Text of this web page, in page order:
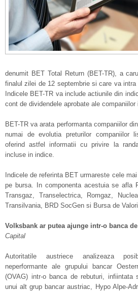
denumit BET Total Return (BET-TR), a
finalul zilei de 12 septembrie si care va
Indicele BET-TR va include actiunile din
cont de dividendele aprobate ale
BET-TR va arata performanta companiilor
numai de evolutia preturilor companiilor
oferind astfel informatii cu privire la
incluse in indice.
Indicele de referinta BET urmareste cele
pe bursa. In componenta acestuia se afla
Transgaz, Transelectrica, Romgaz,
Transilvania, BRD SocGen si Bursa de
Volksbank ar putea ajunge intr-o banca
Capital
Autoritatile austriece analizeaza
neperformante ale grupului bancar
(OVAG) intr-o banca de rebuturi, infiintata
unui alt grup bancar austriac, Hypo Alpe-